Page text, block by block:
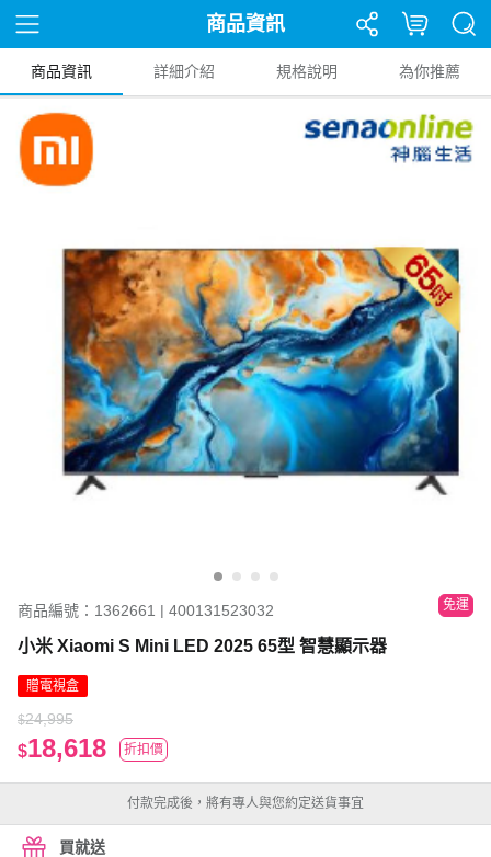
商品資訊
商品資訊 詳細介紹 規格說明 為你推薦
商品編號：1362661 | 400131523032 免運
小米 Xiaomi S Mini LED 2025 65型 智慧顯示器
贈電視盒
$24,995
$18,618 折扣價
付款完成後，將有專人與您約定送貨事宜
買就送